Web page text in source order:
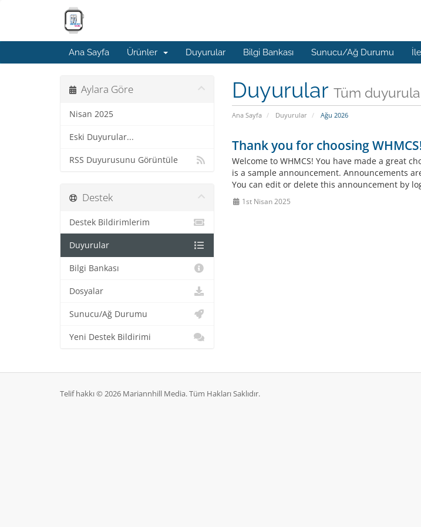
Ana Sayfa Ürünler Duyurular Bilgi Bankası Sunucu/Ağ Durumu
Duyurular Tüm
Ana Sayfa Duyurular Ağu 2026
Aylara Göre
Nisan 2025
Eski Duyurular...
RSS Duyurusunu Görüntüle
Thank you for choosing
Welcome to WHMCS! You have made a great
is a sample announcement. Announcements
You can edit or delete this announcement by
1st Nisan 2025
Destek
Destek Bildirimlerim
Duyurular
Bilgi Bankası
Dosyalar
Sunucu/Ağ Durumu
Yeni Destek Bildirimi
Telif hakkı © 2026 Mariannhill Media. Tüm Hakları Saklıdır.